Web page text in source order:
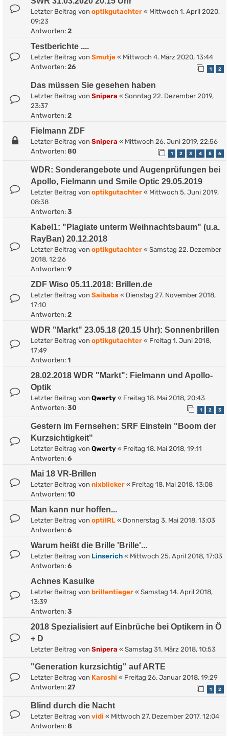
Letzter Beitrag von optikgutachter « Mittwoch 1. April 2020,
09:23
Antworten: 2
Testberichte ....
Letzter Beitrag von Smutje « Mittwoch 4. März 2020, 13:44
Antworten: 26 1 2
Das müssen Sie gesehen haben
Letzter Beitrag von Snipera « Sonntag 22. Dezember 2019,
23:37
Antworten: 2
Fielmann ZDF
Letzter Beitrag von Snipera « Mittwoch 26. Juni 2019, 22:56
Antworten: 80 1 2 3 4 5 6
WDR: Sonderangebote und Augenprüfungen bei
Apollo, Fielmann und Smile Optic 29.05.2019
Letzter Beitrag von optikgutachter « Mittwoch 5. Juni 2019,
08:38
Antworten: 3
Kabel1: "Plagiate unterm Weihnachtsbaum" (u.a.
RayBan) 20.12.2018
Letzter Beitrag von optikgutachter « Samstag 22. Dezember
2018, 12:26
Antworten: 9
ZDF Wiso 05.11.2018: Brillen.de
Letzter Beitrag von Saibaba « Dienstag 27. November 2018,
17:10
Antworten: 2
WDR "Markt" 23.05.18 (20.15 Uhr): Sonnenbrillen
Letzter Beitrag von optikgutachter « Freitag 1. Juni 2018,
17:49
Antworten: 1
28.02.2018 WDR "Markt": Fielmann und Apollo-
Optik
Letzter Beitrag von Qwerty « Freitag 18. Mai 2018, 20:43
Antworten: 30 1 2 3
Gestern im Fernsehen: SRF Einstein "Boom der
Kurzsichtigkeit"
Letzter Beitrag von Qwerty « Freitag 18. Mai 2018, 19:11
Antworten: 6
Mai 18 VR-Brillen
Letzter Beitrag von nixblicker « Freitag 18. Mai 2018, 13:08
Antworten: 10
Man kann nur hoffen...
Letzter Beitrag von optiIRL « Donnerstag 3. Mai 2018, 13:03
Antworten: 6
Warum heißt die Brille 'Brille'...
Letzter Beitrag von Linserich « Mittwoch 25. April 2018, 17:03
Antworten: 6
Achnes Kasulke
Letzter Beitrag von brillentieger « Samstag 14. April 2018,
13:39
Antworten: 3
2018 Spezialisiert auf Einbrüche bei Optikern in Ö
+ D
Letzter Beitrag von Snipera « Samstag 31. März 2018, 10:53
"Generation kurzsichtig" auf ARTE
Letzter Beitrag von Karoshi « Freitag 26. Januar 2018, 19:29
Antworten: 27 1 2
Blind durch die Nacht
Letzter Beitrag von vidi « Mittwoch 27. Dezember 2017, 12:04
Antworten: 8